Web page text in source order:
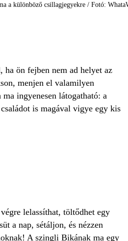
a különböző csillagjegyekre / Fotó:
ha ön fejben nem ad helyet az
menjen el valamilyen
ingyenesen látogatható: a
is magával vigye egy kis
lelassíthat, töltődhet egy
a nap, sétáljon, és nézzen
A szingli Bikának ma egy